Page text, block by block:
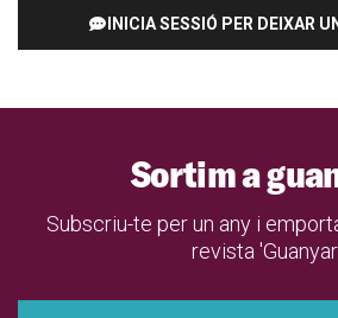
INICIA SESSIÓ PER DEIXAR
Sortim a
Subscriu-te per un any i
revista